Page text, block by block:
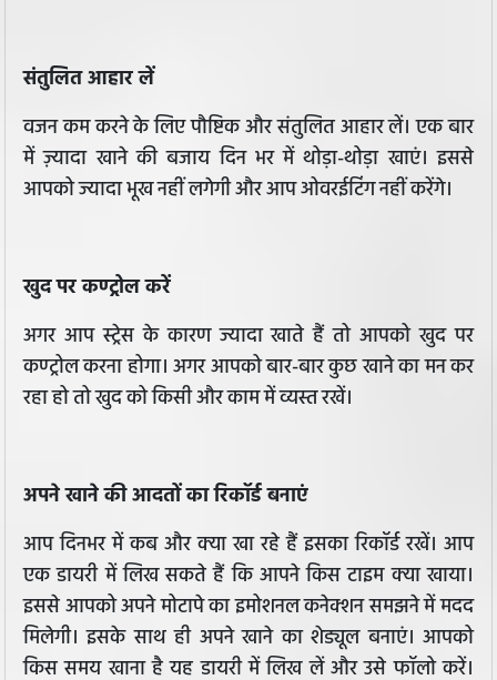
संतुलित आहार लें
वजन कम करने के लिए पौष्टिक और संतुलित आहार लें। एक बार
में ज़्यादा खाने की बजाय दिन भर में थोड़ा-थोड़ा खाएं। इससे
आपको ज्यादा भूख नहीं लगेगी और आप ओवरईटिंग नहीं करेंगे।
खुद पर कण्ट्रोल करें
अगर आप स्ट्रेस के कारण ज्यादा खाते हैं तो आपको खुद पर
कण्ट्रोल करना होगा। अगर आपको बार-बार कुछ खाने का मन कर
रहा हो तो खुद को किसी और काम में व्यस्त रखें।
अपने खाने की आदतों का रिकॉर्ड बनाएं
आप दिनभर में कब और क्या खा रहे हैं इसका रिकॉर्ड रखें। आप
एक डायरी में लिख सकते हैं कि आपने किस टाइम क्या खाया।
इससे आपको अपने मोटापे का इमोशनल कनेक्शन समझने में मदद
मिलेगी। इसके साथ ही अपने खाने का शेड्यूल बनाएं। आपको
किस समय खाना है यह डायरी में लिख लें और उसे फॉलो करें।